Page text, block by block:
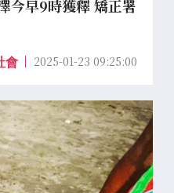
今早9時獲釋 矯正署
會 2025-01-23 09:25:00